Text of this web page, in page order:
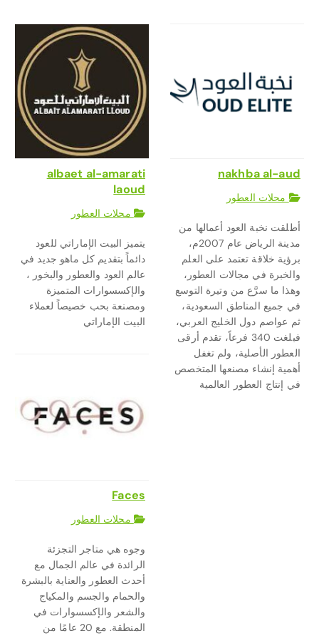
nakhba al-aud
محلات العطور
أطلقت نخبة العود أعمالها من
مدينة الرياض عام 2007م،
برؤية خلاقة تعتمد على العلم
والخبرة في مجالات العطور،
وهذا ما سرَّع من وتيرة التوسع
في جميع المناطق السعودية،
ثم عواصم دول الخليج العربي،
فبلغت 340 فرعاً، تقدم أرقى
العطور الأصلية، ولم تغفل
أهمية إنشاء مصنعها المتخصص
في إنتاج العطور العالمية
albaet al-amarati
laoud
محلات العطور
يتميز البيت الإماراتي للعود
دائماً بتقديم كل ماهو جديد في
عالم العود والعطور والبخور ،
والإكسسوارات المتميزة
ومصنعة بحب خصيصاً لعملاء
البيت الإماراتي
Faces
محلات العطور
وجوه هي متاجر التجزئة
الرائدة في عالم الجمال مع
أحدث العطور والعناية بالبشرة
والحمام والجسم والمكياج
والشعر والإكسسوارات في
المنطقة. مع 20 عامًا من